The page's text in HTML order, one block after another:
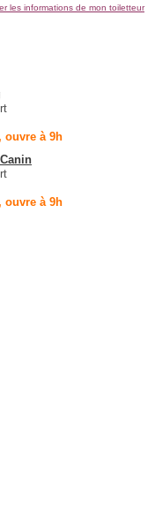
les informations de mon toiletteur
ouvre à 9h
ouvre à 9h